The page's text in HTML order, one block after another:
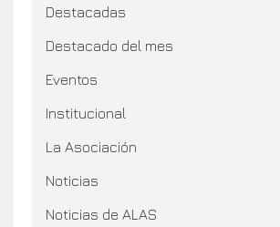
Destacadas
Destacado del mes
Eventos
Institucional
La Asociación
Noticias
Noticias de ALAS